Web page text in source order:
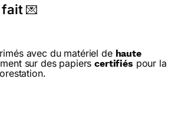
💌
avec du matériel de haute
sur des papierscertifiés pour la